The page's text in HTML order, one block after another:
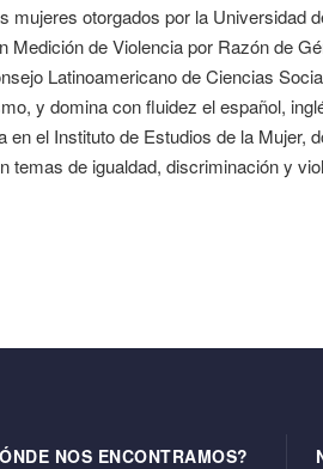
mujeres otorgados por la Universidad
de Violencia por Razón de
Latinoamericano de Ciencias
y domina con fluidez el español,
el Instituto de Estudios de la Mujer,
de igualdad, discriminación y
NOS ENCONTRAMOS?